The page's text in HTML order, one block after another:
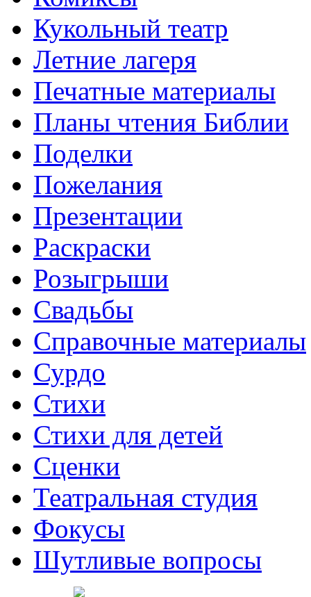
Кукольный театр
Летние лагеря
Печатные материалы
Планы чтения Библии
Поделки
Пожелания
Презентации
Раскраски
Розыгрыши
Свадьбы
Справочные материалы
Сурдо
Стихи
Стихи для детей
Сценки
Театральная студия
Фокусы
Шутливые вопросы